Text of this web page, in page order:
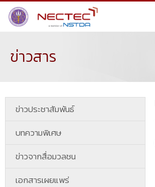
ข่าวสาร
ข่าวประชาสัมพันธ์
บทความพิเศษ
ข่าวจากสื่อมวลชน
เอกสารเผยแพร่